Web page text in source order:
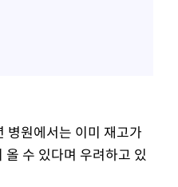
병원에서는 이미 재고가
수 있다며 우려하고 있